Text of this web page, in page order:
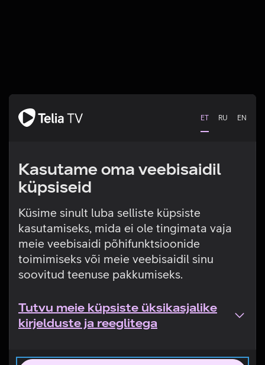
ET RU EN
Kasutame oma veebisaidil
küpsiseid
Küsime sinult luba selliste küpsiste
kasutamiseks, mida ei ole tingimata vaja
meie veebisaidi põhifunktsioonide
toimimiseks või meie veebisaidil sinu
soovitud teenuse pakkumiseks.
Tutvu meie küpsiste üksikasjalike
kirjelduste ja reeglitega
Tehniline viga